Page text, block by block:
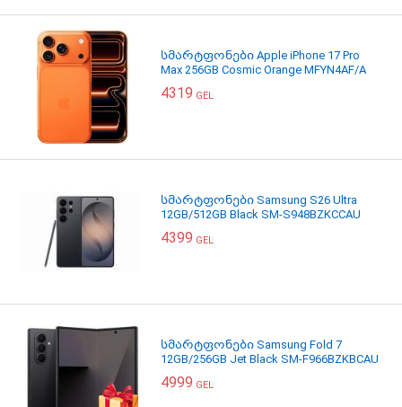
სმარტფონები Apple iPhone 17 Pro
Max 256GB Cosmic Orange MFYN4AF/A
4319 GEL
სმარტფონები Samsung S26 Ultra
12GB/512GB Black SM-S948BZKCCAU
4399 GEL
სმარტფონები Samsung Fold 7
12GB/256GB Jet Black SM-F966BZKBCAU
4999 GEL